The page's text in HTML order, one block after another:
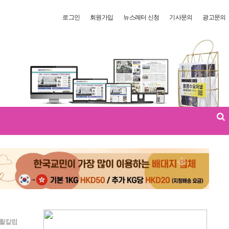
로그인 회원가입 뉴스레터 신청 기사문의 광고문의
칼럼